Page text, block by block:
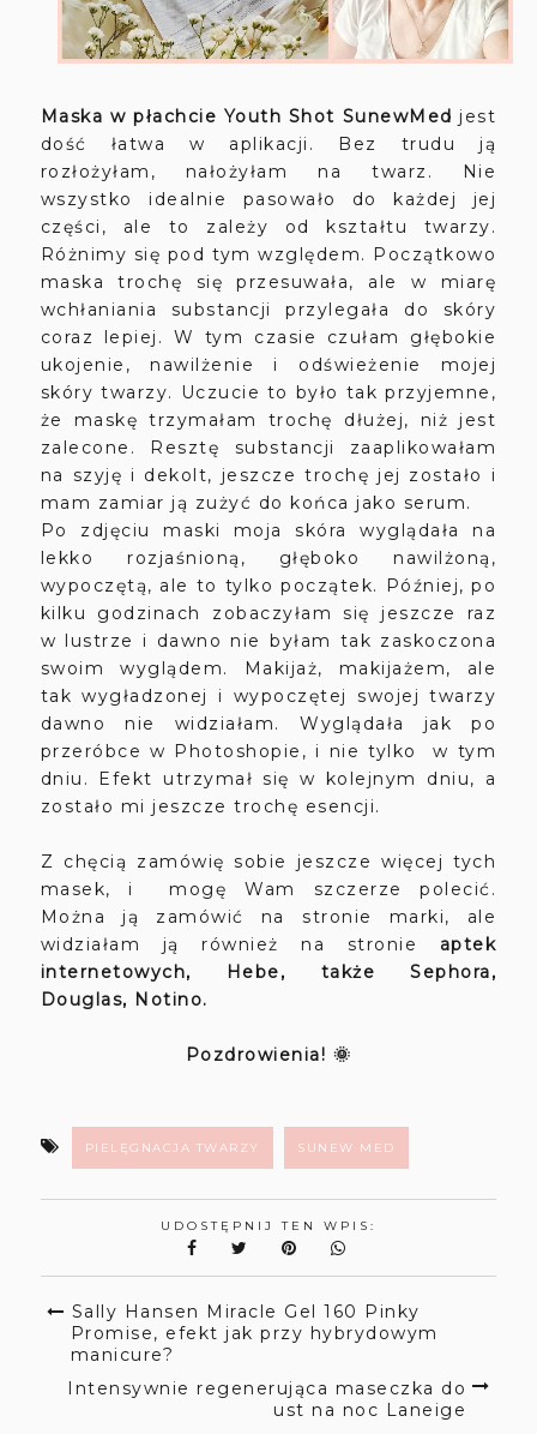
Maska w płachcie Youth Shot SunewMed jest
dość łatwa w aplikacji. Bez trudu ją
rozłożyłam, nałożyłam na twarz. Nie
wszystko idealnie pasowało do każdej jej
części, ale to zależy od kształtu twarzy.
Różnimy się pod tym względem. Początkowo
maska trochę się przesuwała, ale w miarę
wchłaniania substancji przylegała do skóry
coraz lepiej. W tym czasie czułam głębokie
ukojenie, nawilżenie i odświeżenie mojej
skóry twarzy. Uczucie to było tak przyjemne,
że maskę trzymałam trochę dłużej, niż jest
zalecone. Resztę substancji zaaplikowałam
na szyję i dekolt, jeszcze trochę jej zostało i
mam zamiar ją zużyć do końca jako serum.
Po zdjęciu maski moja skóra wyglądała na
lekko rozjaśnioną, głęboko nawilżoną,
wypoczętą, ale to tylko początek. Później, po
kilku godzinach zobaczyłam się jeszcze raz
w lustrze i dawno nie byłam tak zaskoczona
swoim wyglądem. Makijaż, makijażem, ale
tak wygładzonej i wypoczętej swojej twarzy
dawno nie widziałam. Wyglądała jak po
przeróbce w Photoshopie, i nie tylko w tym
dniu. Efekt utrzymał się w kolejnym dniu, a
zostało mi jeszcze trochę esencji.
Z chęcią zamówię sobie jeszcze więcej tych
masek, i mogę Wam szczerze polecić.
Można ją zamówić na stronie marki, ale
widziałam ją również na stronie aptek
internetowych, Hebe, także Sephora,
Douglas, Notino.
Pozdrowienia! 🌞
PIELĘGNACJA TWARZY SUNEW MED
UDOSTĘPNIJ TEN WPIS:
Sally Hansen Miracle Gel 160 Pinky
Promise, efekt jak przy hybrydowym
manicure?
Intensywnie regenerująca maseczka do
ust na noc Laneige